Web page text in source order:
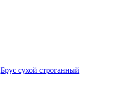
Брус сухой строганный